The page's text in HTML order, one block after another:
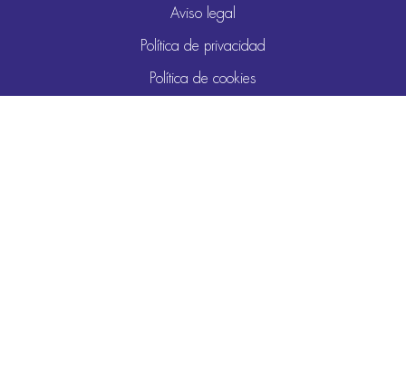
Aviso legal
Política de privacidad
Política de cookies